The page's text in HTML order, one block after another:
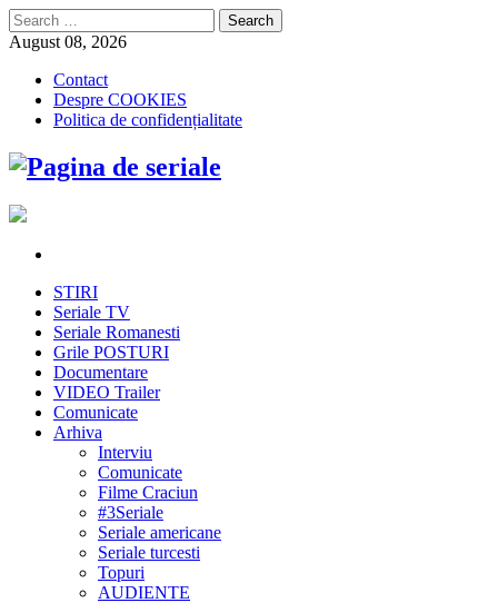
Search
for:
August 08, 2026
Contact
Despre COOKIES
Politica de confidențialitate
STIRI
Seriale TV
Seriale Romanesti
Grile POSTURI
Documentare
VIDEO Trailer
Comunicate
Arhiva
Interviu
Comunicate
Filme Craciun
#3Seriale
Seriale americane
Seriale turcesti
Topuri
AUDIENTE